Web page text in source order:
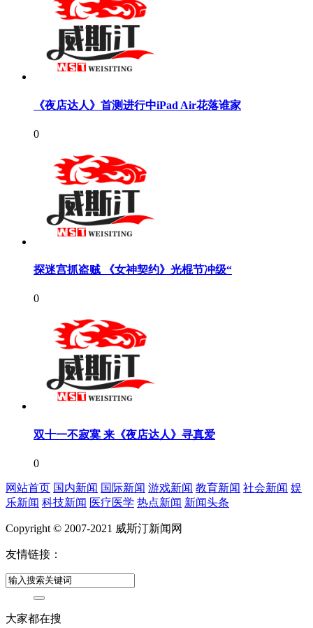
《夜店达人》首测进行中iPad Air花落谁家
0
探迷宫抓盗贼 《女神契约》光棍节冲级“
0
双十一不寂寞 来《夜店达人》寻真爱
0
网站首页 国内新闻 国际新闻 游戏新闻 教育新闻 社会新闻 娱
乐新闻 科技新闻 医疗医学 热点新闻 新闻头条
Copyright © 2007-2021 威斯汀新闻网
友情链接：
大家都在搜